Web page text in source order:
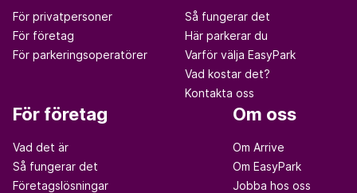
För privatpersoner
För företag
För parkeringsoperatörer
Så fungerar det
Här parkerar du
Varför välja EasyPark
Vad kostar det?
Kontakta oss
För företag
Vad det är
Så fungerar det
Företagslösningar
Om oss
Om Arrive
Om EasyPark
Jobba hos oss